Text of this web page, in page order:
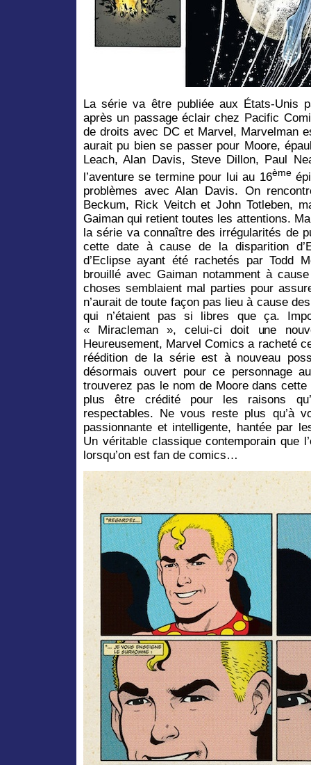
La série va être publiée aux États-Unis
après un passage éclair chez Pacific
de droits avec DC et Marvel, Marvelman
aurait pu bien se passer pour Moore,
Leach, Alan Davis, Steve Dillon, Paul
l’aventure se termine pour lui au 16ème
problèmes avec Alan Davis. On
Beckum, Rick Veitch et John Totleben,
Gaiman qui retient toutes les attentions.
la série va connaître des irrégularités de
cette date à cause de la disparition
d’Eclipse ayant été rachetés par Todd
brouillé avec Gaiman notamment à
choses semblaient mal parties pour
n’aurait de toute façon pas lieu à cause
qui n’étaient pas si libres que ça.
« Miracleman », celui-ci doit une
Heureusement, Marvel Comics a racheté
réédition de la série est à nouveau
désormais ouvert pour ce personnage
trouverez pas le nom de Moore dans cette
plus être crédité pour les raisons
respectables. Ne vous reste plus qu’à
passionnante et intelligente, hantée par
Un véritable classique contemporain que
lorsqu’on est fan de comics…